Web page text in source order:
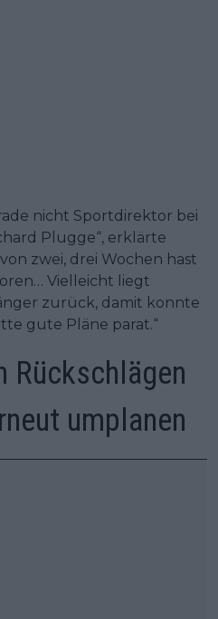
nicht Sportdirektor bei
Plugge“, erklärte
zwei, drei Wochen hast
Vielleicht liegt
zurück, damit konnte
gute Pläne parat.“
Rückschlägen
umplanen